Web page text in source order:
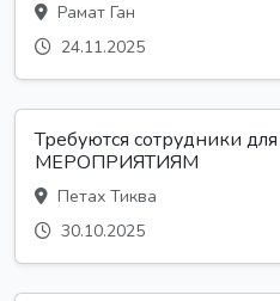
Рамат Ган
24.11.2025
Требуются сотрудники
МЕРОПРИЯТИЯМ
Петах Тиква
30.10.2025